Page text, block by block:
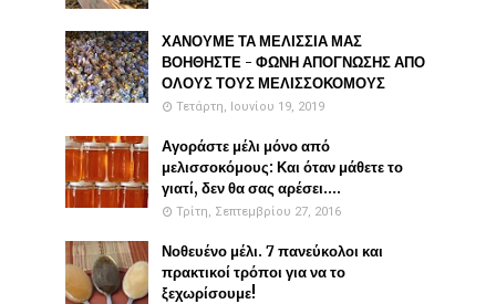
ΧΑΝΟΥΜΕ ΤΑ ΜΕΛΙΣΣΙΑ ΜΑΣ
ΒΟΗΘΗΣΤΕ - ΦΩΝΗ ΑΠΟΓΝΩΣΗΣ ΑΠΟ
ΟΛΟΥΣ ΤΟΥΣ ΜΕΛΙΣΣΟΚΟΜΟΥΣ
Τετάρτη, Ιουνίου 19, 2019
Αγοράστε μέλι μόνο από
μελισσοκόμους: Και όταν μάθετε το
γιατί, δεν θα σας αρέσει....
Τρίτη, Σεπτεμβρίου 27, 2016
Νοθευένο μέλι. 7 πανεύκολοι και
πρακτικοί τρόποι για να το
ξεχωρίσουμε!